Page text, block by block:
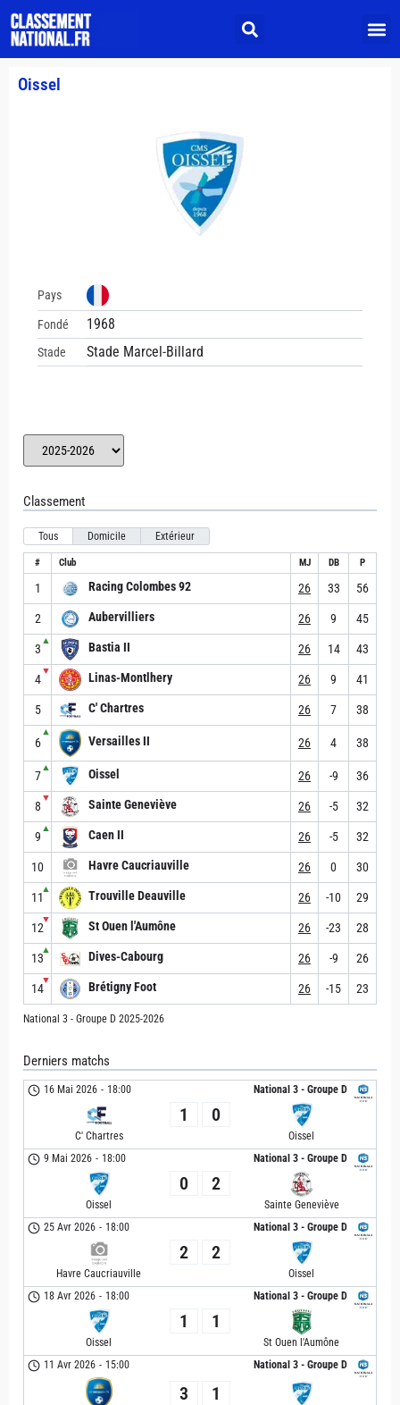
Oissel
Pays
Fondé 1968
Stade Stade Marcel-Billard
Classement
Tous Domicile Extérieur
# Club MJ DB P
1 Racing Colombes 92 26 33 56
2 Aubervilliers 26 9 45
3
▲ Bastia II 26 14 43
4
▼ Linas-Montlhery 26 9 41
5 C' Chartres 26 7 38
6
▲
Versailles II 26 4 38
7
▲ Oissel 26 -9 36
8
▼ Sainte Geneviève 26 -5 32
9
▲ Caen II 26 -5 32
10 Havre Caucriauville 26 0 30
11
▲ Trouville Deauville 26 -10 29
12
▼ St Ouen l'Aumône 26 -23 28
13
▲ Dives-Cabourg 26 -9 26
14
▼ Brétigny Foot 26 -15 23
National 3 - Groupe D 2025-2026
Derniers matchs
National 3 - Groupe D
16 Mai 2026 - 18:00
C' Chartres
1 0
Oissel
National 3 - Groupe D
9 Mai 2026 - 18:00
Oissel
0 2
Sainte Geneviève
National 3 - Groupe D
25 Avr 2026 - 18:00
Havre Caucriauville
2 2
Oissel
National 3 - Groupe D
18 Avr 2026 - 18:00
Oissel
1 1
St Ouen l'Aumône
National 3 - Groupe D
11 Avr 2026 - 15:00
3 1